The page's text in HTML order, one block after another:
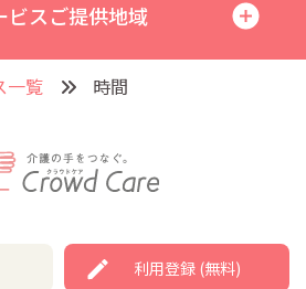
ビスご提供地域
一覧 時間
利用登録 (無料)